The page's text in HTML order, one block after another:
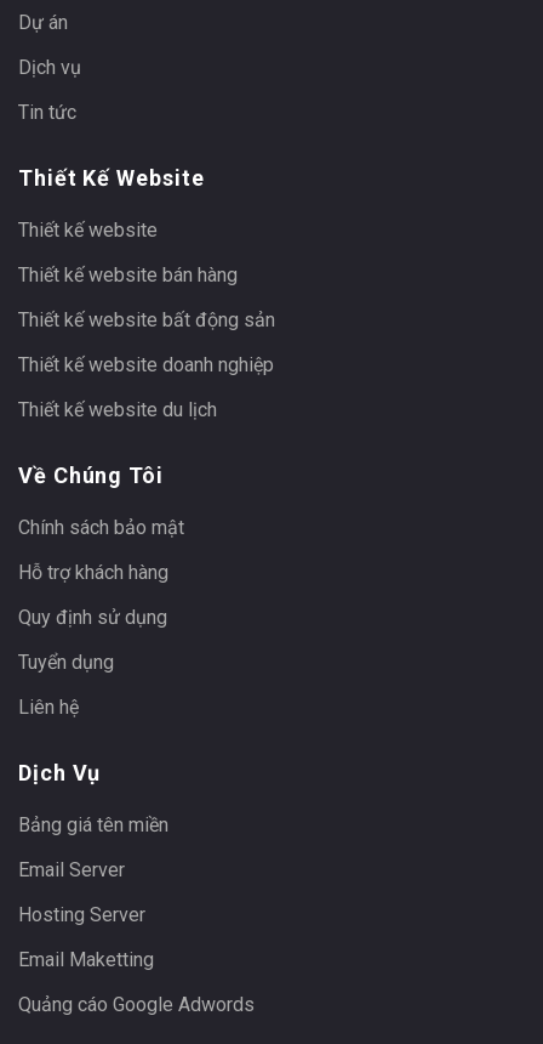
Dự án
Dịch vụ
Tin tức
Thiết Kế Website
Thiết kế website
Thiết kế website bán hàng
Thiết kế website bất động sản
Thiết kế website doanh nghiệp
Thiết kế website du lịch
Về Chúng Tôi
Chính sách bảo mật
Hỗ trợ khách hàng
Quy định sử dụng
Tuyển dụng
Liên hệ
Dịch Vụ
Bảng giá tên miền
Email Server
Hosting Server
Email Maketting
Quảng cáo Google Adwords